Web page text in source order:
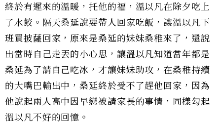
終於有遲來的溫暖，托他的福，溫以凡在除夕吃上
了水餃。隔天桑延說要帶人回家吃飯，讓溫以凡下
班買披薩回家，原來是桑延的妹妹桑稚來了，還說
出當時自己走丟的小心思，讓溫以凡知道當年都是
桑延為了請自己吃冰，才讓妹妹助攻，在桑稚持續
的大嘴巴輸出中，桑延終於受不了趕他回家，因為
他說起兩人高中因早戀被請家長的事情，同樣勾起
溫以凡不好的回憶。